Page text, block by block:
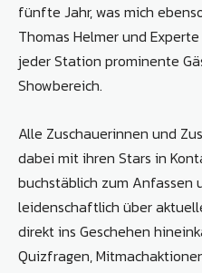
fünfte Jahr, was mich
Thomas Helmer und
jeder Station prominente
Showbereich.
Alle Zuschauerinnen und
dabei mit ihren Stars in
buchstäblich zum Anfassen
leidenschaftlich über
direkt ins Geschehen
Quizfragen,